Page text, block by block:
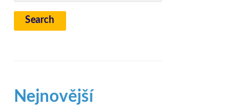
Nejnovější